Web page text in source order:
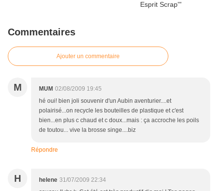
Commentaires
Ajouter un commentaire
M MUM 02/08/2009 19:45
hé oui! bien joli souvenir d'un Aubin aventurier....et
polairisé...on recycle les bouteilles de plastique et c'est
bien...en plus c chaud et c doux...mais : ça accroche les poils
de toutou... vive la brosse singe....biz
Répondre
H helene 31/07/2009 22:34